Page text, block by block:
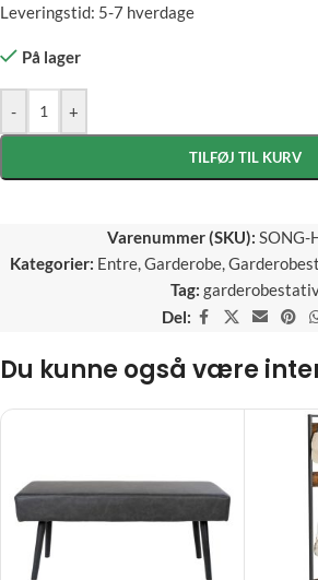
Leveringstid: 5-7 hverdage
På lager
- +
TILFØJ TIL KURV
Varenummer (SKU): SONG-
Kategorier: Entre,Garderobe,
Tag:
Del:
Du kunne også være